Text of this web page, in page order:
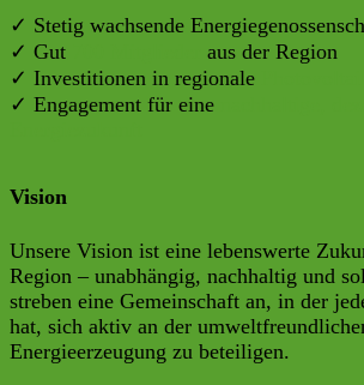
✓ Stetig wachsende
✓ Gut
aus der Region
✓ Investitionen in regionale
✓ Engagement für eine
Vision
Unsere Vision ist eine lebenswerte
Region – unabhängig, nachhaltig und
streben eine Gemeinschaft an, in der
hat, sich aktiv an der
Energieerzeugung zu beteiligen.